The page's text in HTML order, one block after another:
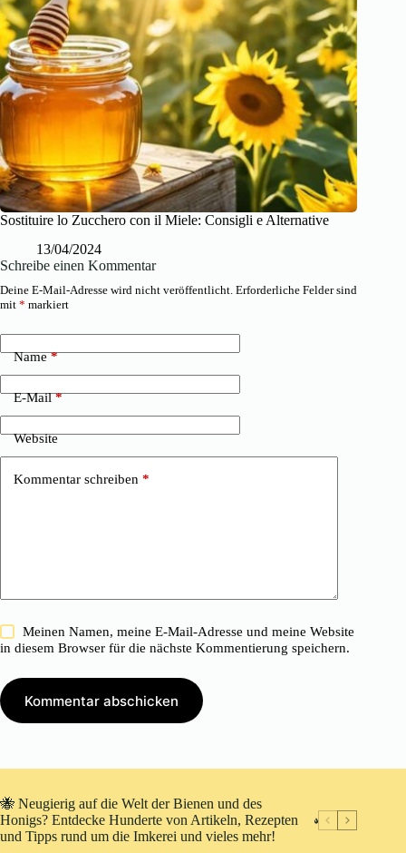
Sostituire lo Zucchero con il Miele: Consigli e Alternative
13/04/2024
Schreibe einen Kommentar
Deine E-Mail-Adresse wird nicht veröffentlicht. Erforderliche Felder sind
mit * markiert
Name*
E-Mail*
Website
Kommentar schreiben *
Meinen Namen, meine E-Mail-Adresse und meine Website
in diesem Browser für die nächste Kommentierung speichern.
Kommentar abschicken
🐝 Neugierig auf die Welt der Bienen und des
Honigs? Entdecke Hunderte von Artikeln, Rezepten
und Tipps rund um die Imkerei und vieles mehr!